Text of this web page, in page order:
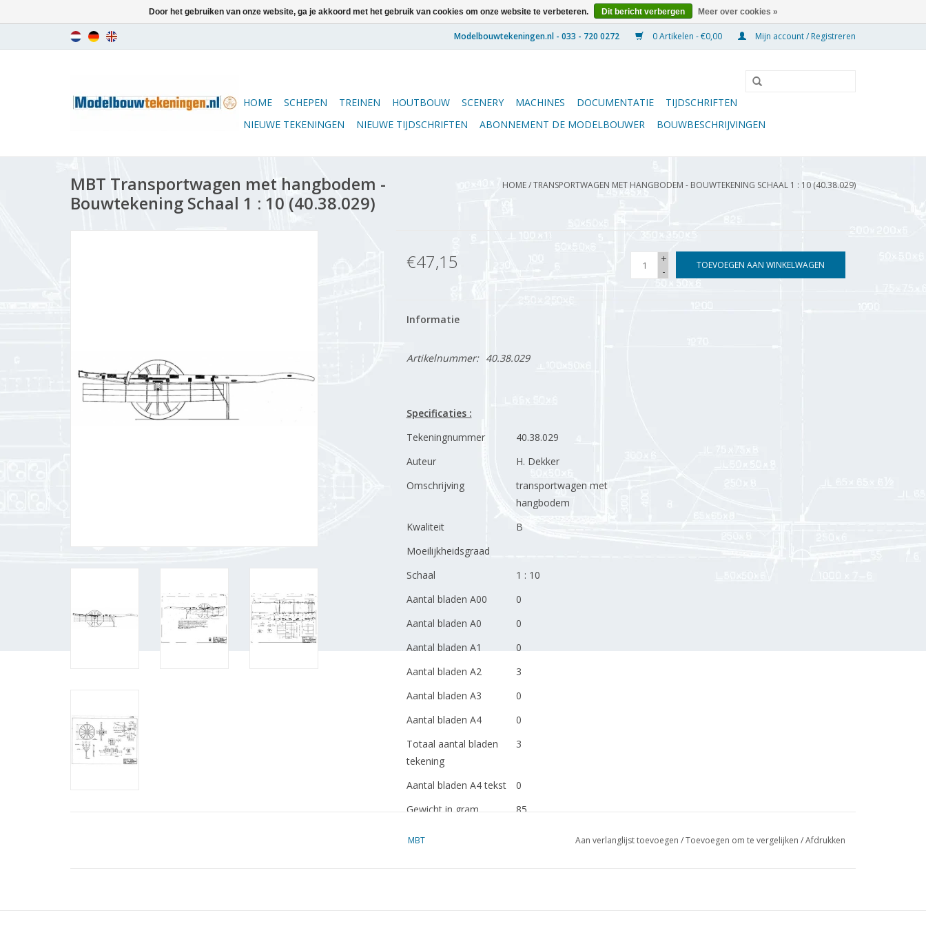
0 Artikelen - €0,00 Mijn account / Registreren
HOME SCHEPEN TREINEN HOUTBOUW SCENERY MACHINES DOCUMENTATIE
TIJDSCHRIFTEN
NIEUWE TEKENINGEN
NIEUWE TIJDSCHRIFTEN ABONNEMENT DE MODELBOUWER BOUWBESCHRIJVINGEN
MBT Transportwagen met hangbodem -
Bouwtekening Schaal 1 : 10 (40.38.029)
HOME/TRANSPORTWAGEN MET HANGBODEM - BOUWTEKENING SCHAAL 1 : 10 (40.38.029)
€47,15
+
-
TOEVOEGEN AAN WINKELWAGEN
Informatie
Artikelnummer: 40.38.029
Specificaties :
Tekeningnummer
40.38.029
Auteur
H. Dekker
Omschrijving
transportwagen met
hangbodem
Kwaliteit
B
Moeilijkheidsgraad
Schaal
1 : 10
Aantal bladen A00
0
Aantal bladen A0
0
Aantal bladen A1
0
Aantal bladen A2
3
Aantal bladen A3
0
Aantal bladen A4
0
Totaal aantal bladen
tekening
3
Aantal bladen A4 tekst
0
Gewicht in gram
85
MBT Aan verlanglijst toevoegen /Toevoegen om te vergelijken /Afdrukken
Door het gebruiken van onze website, ga je akkoord met het gebruik van cookies om onze website te verbeteren. Dit bericht verbergen Meer over cookies »